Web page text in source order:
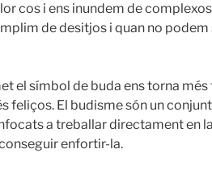
cos i ens inundem de
de desitjos i quan no
el símbol de buda ens torna més
feliços. El budisme són un conjunt
a treballar directament en
enfortir-la.